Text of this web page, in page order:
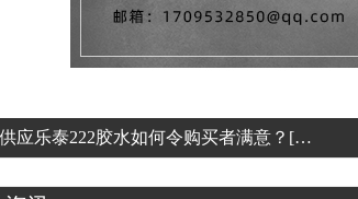
供应乐泰222胶水如何令购买者满意？[百